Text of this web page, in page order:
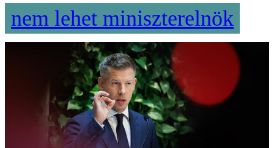
nem lehet miniszterelnök